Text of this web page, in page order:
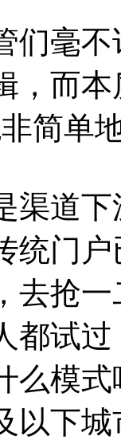
毫不
，而
简单
道下
统门
去抢
都试
么模
以下